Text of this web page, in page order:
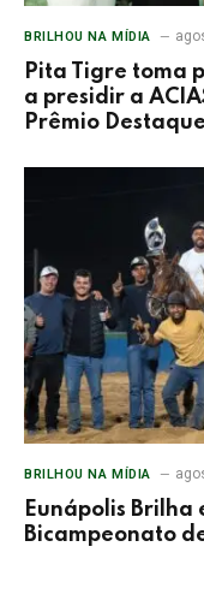
BRILHOU NA MÍDIA
Pita Tigre toma
a presidir a
Prêmio
BRILHOU NA MÍDIA
Eunápolis Brilha
Bicampeonato